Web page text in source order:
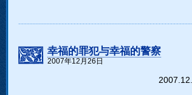
幸福的罪犯与幸福的警察
2007年12月26日